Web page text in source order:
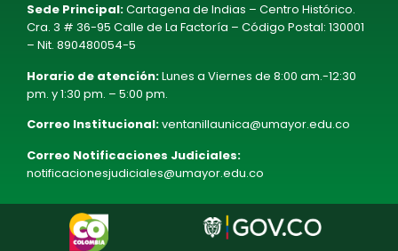
Sede Principal:Cartagena de Indias – Centro Histórico.
Cra. 3 # 36-95 Calle de La Factoría – Código Postal: 130001
– Nit. 890480054-5
Horario de atención:Lunes a Viernes de 8:00 am.-12:30
pm. y 1:30 pm. – 5:00 pm.
Correo Institucional:ventanillaunica@umayor.edu.co
Correo Notificaciones Judiciales:
notificacionesjudiciales@umayor.edu.co